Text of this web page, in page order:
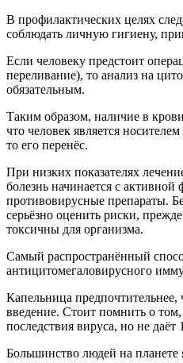
В профилактических целях
соблюдать личную гигиену,
Если человеку предстоит
переливание), то анализ на
обязательным.
Таким образом, наличие в
что человек является
то его перенёс.
При низких показателях
болезнь начинается с активной
противовирусные препараты.
серьёзно оценить риски,
токсичны для организма.
Самый распространённый
антицитомегаловирусного
Капельница
введение. Стоит помнить о
последствия вируса, но не даёт
Большинство людей на планете